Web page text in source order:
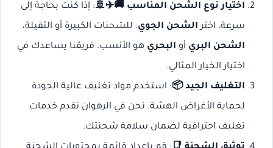
اختيار نوع الشحن المناسب 🚚✈️🚢: إذا كنت بحاجة إلى
سرعة، اختر الشحن الجوي. للشحنات الكبيرة أو الثقيلة،
الشحن البري أو البحري هو الأنسب. فريقنا يساعدك في
اختيار الخيار المثالي.
التغليف الجيد 📦: استخدم مواد تغليف عالية الجودة
لحماية الأغراض الهشة. نحن في الرهوان نقدم خدمات
تغليف احترافية لضمان سلامة شحنتك.